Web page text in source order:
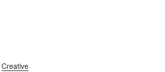
Creative